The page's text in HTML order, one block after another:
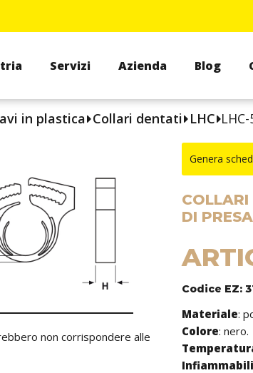
Servizi Azienda Blog
in plastica Collari dentati LHC LHC-
non corrispondere alle
Genera
DI
Codice EZ:
Materiale:
Colore: nero.